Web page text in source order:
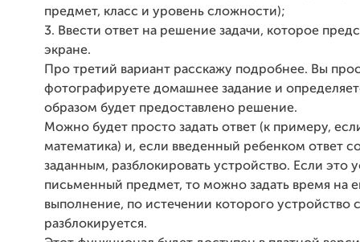
предмет, класс и уровень сложности);
3. Ввести ответ на решение задачи, которое
экране.
Про третий вариант расскажу подробнее. Вы
фотографируете домашнее задание и
образом будет предоставлено решение.
Можно будет просто задать ответ (к примеру,
математика) и, если введенный ребенком ответ
заданным, разблокировать устройство. Если это
письменный предмет, то можно задать время на
выполнение, по истечении которого устройство
разблокируется.